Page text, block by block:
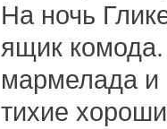
На ночь
ящик
мармелада и
тихие